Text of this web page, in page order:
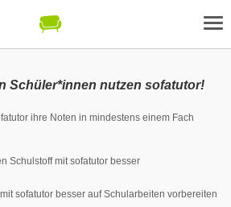
Schüler*innen nutzen sofatutor!
ihre Noten in mindestens einem Fach
Schulstoff mit sofatutor besser
sofatutor besser auf Schularbeiten vorbereiten